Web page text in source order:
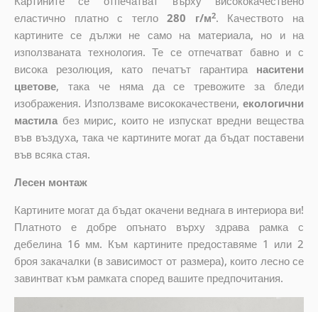
еластично платно с тегло280 г/м2. Качеството на
картините се дължи не само на материала, но и на
използваната технология. Те се отпечатват бавно и с
висока резолюция, като печатът гарантира наситени
цветове, така че няма да се тревожите за бледи
изображения. Използваме висококачествени,екологични
мастилабез мирис, които не изпускат вредни вещества
във въздуха, така че картините могат да бъдат поставени
във всяка стая.
Лесен монтаж
Картините могат да бъдат окачени веднага в интериора ви!
Платното е добре опънато върху здрава рамка с
дебелина 16 мм. Към картините предоставяме 1 или 2
броя закачалки (в зависимост от размера), които лесно се
завинтват към рамката според вашите предпочитания.